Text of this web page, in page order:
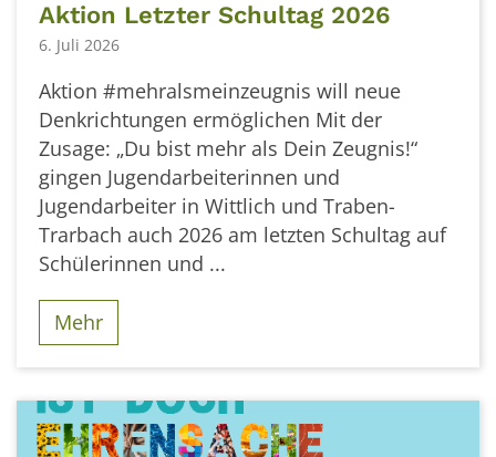
Aktion Letzter Schultag 2026
6. Juli 2026
Aktion #mehralsmeinzeugnis will neue
Denkrichtungen ermöglichen Mit der
Zusage: „Du bist mehr als Dein Zeugnis!“
gingen Jugendarbeiterinnen und
Jugendarbeiter in Wittlich und Traben-
Trarbach auch 2026 am letzten Schultag auf
Schülerinnen und ...
Mehr